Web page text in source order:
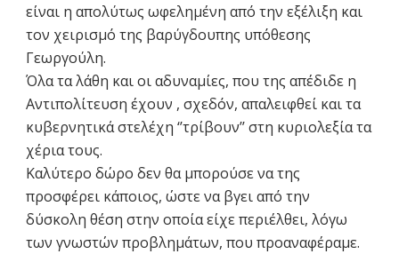
είναι η απολύτως ωφελημένη από την εξέλιξη και
τον χειρισμό της βαρύγδουπης υπόθεσης
Γεωργούλη.
Όλα τα λάθη και οι αδυναμίες, που της απέδιδε η
Αντιπολίτευση έχουν , σχεδόν, απαλειφθεί και τα
κυβερνητικά στελέχη ‘’τρίβουν’’ στη κυριολεξία τα
χέρια τους.
Καλύτερο δώρο δεν θα μπορούσε να της
προσφέρει κάποιος, ώστε να βγει από την
δύσκολη θέση στην οποία είχε περιέλθει, λόγω
των γνωστών προβλημάτων, που προαναφέραμε.